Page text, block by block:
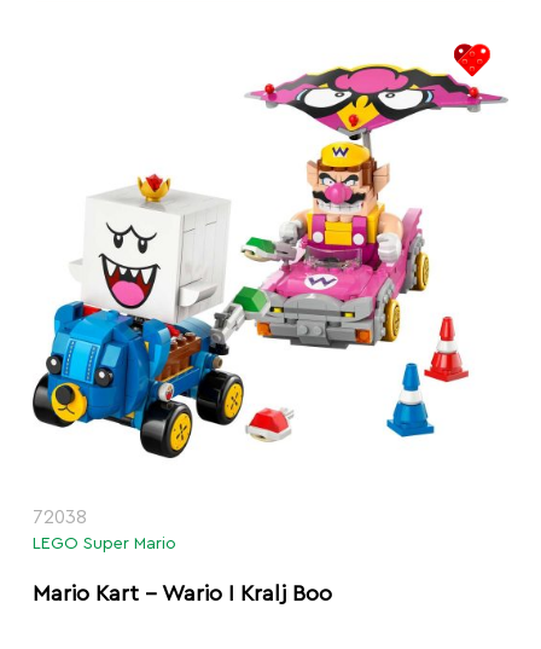
72038
LEGO Super Mario
Mario Kart – Wario I Kralj Boo